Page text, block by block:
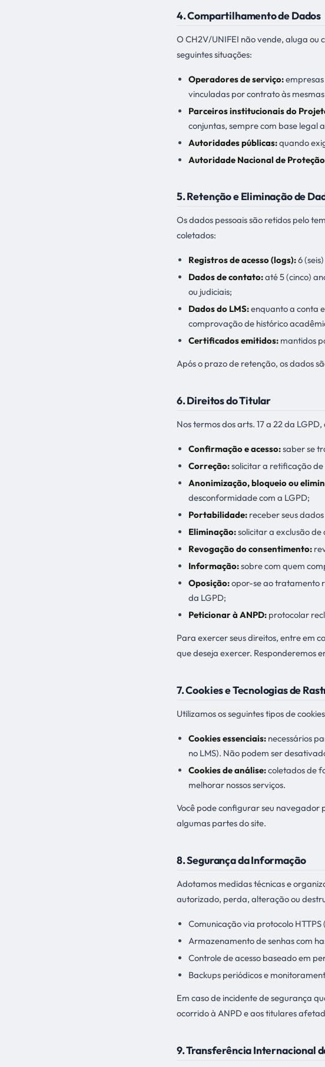
4. Compartilhamento de Dados
O CH2V/UNIFEI não vende, aluga ou
seguintes situações:
Operadores de serviço:
vinculadas por contrato às
Parceiros institucionais do
conjuntas, sempre com base legal
Autoridades públicas:quando
Autoridade Nacional de
5. Retenção e Eliminação de
Os dados pessoais são retidos pelo
coletados:
Registros de acesso (logs):6
Dados de contato:até 5 (cinco)
ou judiciais;
Dados do LMS:enquanto a conta
comprovação de histórico
Certificados emitidos: mantidos
Após o prazo de retenção, os dados
6. Direitos do Titular
Nos termos dos arts. 17 a 22 da
Confirmação e acesso:saber se
Correção:solicitar a retificação
Anonimização, bloqueio ou
desconformidade com a LGPD;
Portabilidade: receber seus
Eliminação:solicitar a exclusão
Revogação do consentimento:
Informação:sobre com quem
Oposição:opor-se ao tratamento
da LGPD;
Peticionar à ANPD: protocolar
Para exercer seus direitos, entre em
que deseja exercer. Responderemos
7. Cookies e Tecnologias de
Utilizamos os seguintes tipos de
Cookies essenciais: necessários
no LMS). Não podem ser
Cookies de análise:coletados de
melhorar nossos serviços.
Você pode configurar seu navegador
algumas partes do site.
8. Segurança da Informação
Adotamos medidas técnicas e
autorizado, perda, alteração ou
Comunicação via protocolo HTTPS
Armazenamento de senhas com
Controle de acesso baseado em
Backups periódicos e
Em caso de incidente de segurança
ocorrido à ANPD e aos titulares
9. Transferência Internacional